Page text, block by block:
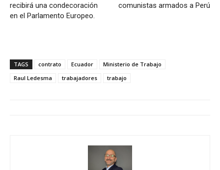
recibirá una condecoración
en el Parlamento Europeo.
comunistas armados a Perú
TAGS contrato Ecuador
Ministerio de Trabajo
Raul Ledesma
trabajadores trabajo